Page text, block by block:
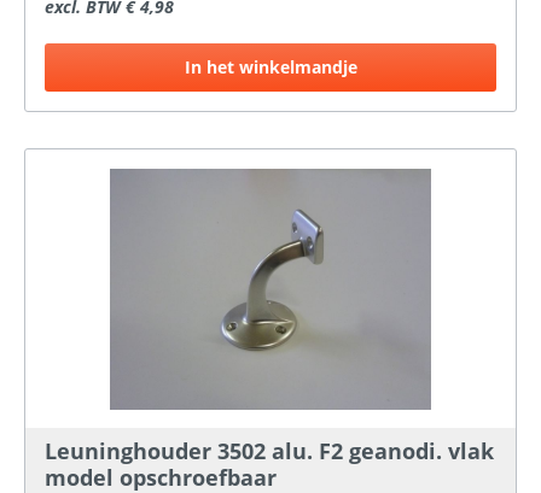
excl. BTW € 4,98
In het winkelmandje
Leuninghouder 3502 alu. F2 geanodi. vlak
model opschroefbaar